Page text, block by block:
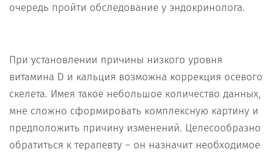
очередь пройти обследование у эндокринолога.
При установлении причины низкого уровня
витамина D и кальция возможна коррекция осевого
скелета. Имея такое небольшое количество данных,
мне сложно сформировать комплексную картину и
предположить причину изменений. Целесообразно
обратиться к терапевту – он назначит необходимое